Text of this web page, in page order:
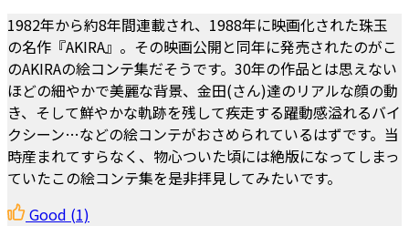
1982年から約8年間連載され、1988年に映画化された珠玉
の名作『AKIRA』。その映画公開と同年に発売されたのがこ
のAKIRAの絵コンテ集だそうです。30年の作品とは思えない
ほどの細やかで美麗な背景、金田(さん)達のリアルな顔の動
き、そして鮮やかな軌跡を残して疾走する躍動感溢れるバイ
クシーン…などの絵コンテがおさめられているはずです。当
時産まれてすらなく、物心ついた頃には絶版になってしまっ
ていたこの絵コンテ集を是非拝見してみたいです。
Good (1)